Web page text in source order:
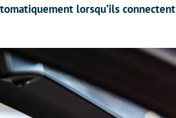
lorsqu’ils connectent